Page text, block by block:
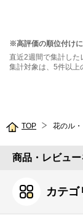
※高評価の順位付け
直近2週間で集計した
集計対象は、5件以上
TOP 花のル
商品・レビュ
カテゴ